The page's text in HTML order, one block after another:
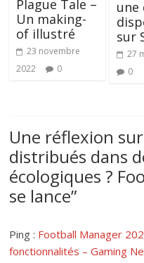
Plague Tale –
Un making-
of illustré
23 novembre
2022
0
une
sur
27
0
Une réflexion sur
distribués dans
écologiques ?
se lance”
Ping : Football Manager
fonctionnalités – Gaming